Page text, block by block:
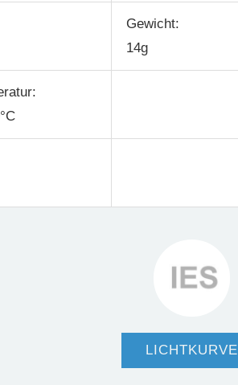
Gewicht:
14g
LICHTKURVE